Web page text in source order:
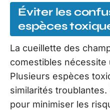
Éviter les
espèces
La cueillette des
comestibles nécessite
Plusieurs espèces
similarités
pour minimiser les